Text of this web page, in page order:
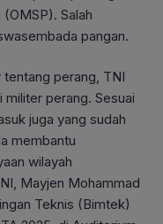
Salah
pangan.
tentang perang, TNI
perang. Sesuai
juga yang sudah
membantu
wilayah
Mayjen Mohammad
Teknis (Bimtek)